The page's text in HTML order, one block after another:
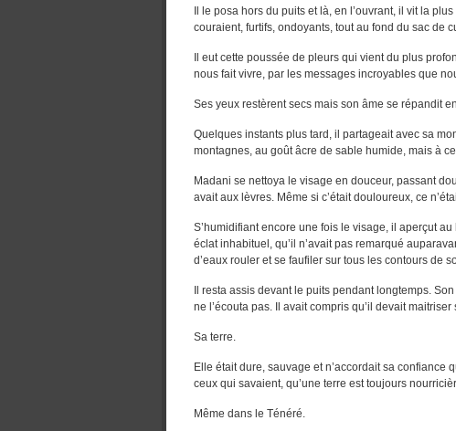
Il le posa hors du puits et là, en l’ouvrant, il vit la
couraient, furtifs, ondoyants, tout au fond du sac de
Il eut cette poussée de pleurs qui vient du plus
nous fait vivre, par les messages incroyables que
Ses yeux restèrent secs mais son âme se répandit
Quelques instants plus tard, il partageait avec sa
montagnes, au goût âcre de sable humide, mais à
Madani se nettoya le visage en douceur, passant
avait aux lèvres. Même si c’était douloureux, ce
S’humidifiant encore une fois le visage, il aperçut
éclat inhabituel, qu’il n’avait pas remarqué
d’eaux rouler et se faufiler sur tous les contours de
Il resta assis devant le puits pendant longtemps.
ne l’écouta pas. Il avait compris qu’il devait
Sa terre.
Elle était dure, sauvage et n’accordait sa confiance
ceux qui savaient, qu’une terre est toujours
Même dans le Ténéré.